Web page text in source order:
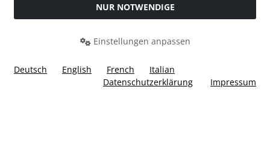
WiderrufsformularNUR NOTWENDIGE
Einstellungen anpassen
Deutsch English French
Italian
Datenschutzerklärung
Impressum